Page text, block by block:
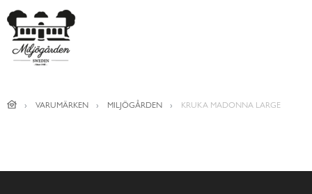
VARUMÄRKEN MILJÖGÅRDEN KRUKA MADONNA LARGE